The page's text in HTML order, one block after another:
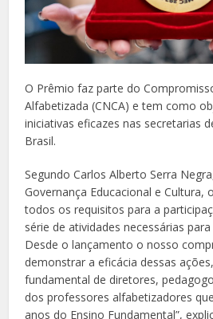
O Prêmio faz parte do
Alfabetizada (CNCA) e tem como
iniciativas eficazes nas secretarias
Brasil.
Segundo Carlos Alberto Serra
Governança Educacional e Cultura,
todos os requisitos para a
série de atividades necessárias
Desde o lançamento o nosso
demonstrar a eficácia dessas
fundamental de diretores,
dos professores alfabetizadores
anos do Ensino Fundamental”,